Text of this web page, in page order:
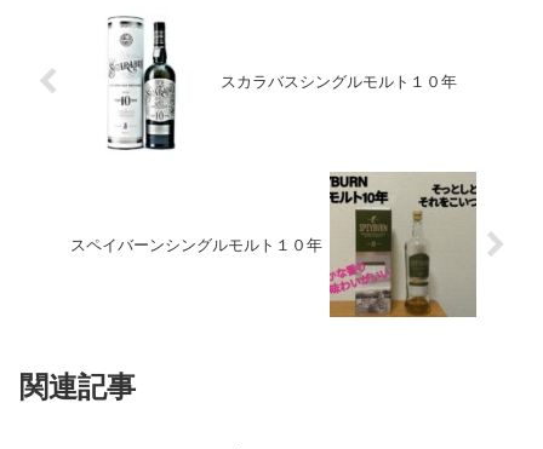
スカラバスシングルモルト１０年
スペイバーンシングルモルト１０年
関連記事